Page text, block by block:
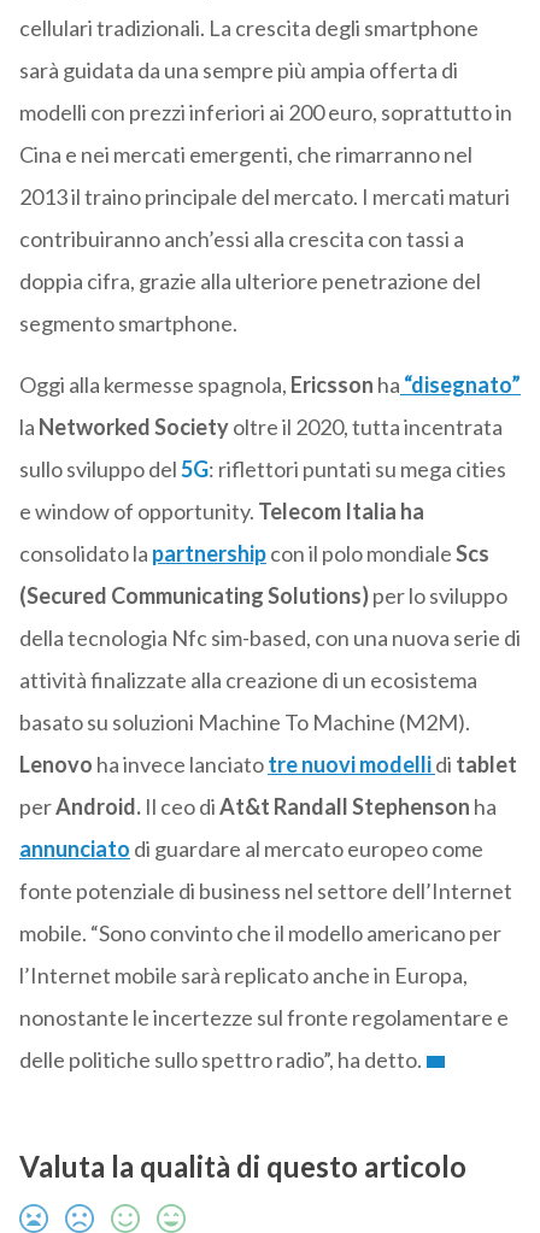
cellulari tradizionali. La crescita degli smartphone
sarà guidata da una sempre più ampia offerta di
modelli con prezzi inferiori ai 200 euro, soprattutto in
Cina e nei mercati emergenti, che rimarranno nel
2013 il traino principale del mercato. I mercati maturi
contribuiranno anch’essi alla crescita con tassi a
doppia cifra, grazie alla ulteriore penetrazione del
segmento smartphone.
Oggi alla kermesse spagnola, Ericsson ha “disegnato”
la Networked Societyoltre il 2020, tutta incentrata
sullo sviluppo del5G: riflettori puntati su mega cities
e window of opportunity. Telecom Italia ha
consolidato la partnershipcon il polo mondialeScs
(Secured Communicating Solutions)per lo sviluppo
della tecnologia Nfc sim-based, con una nuova serie di
attività finalizzate alla creazione di un ecosistema
basato su soluzioni Machine To Machine (M2M).
Lenovo ha invece lanciatotre nuovi modellidi tablet
perAndroid. Il ceodiAt&t Randall Stephenson ha
annunciato di guardare al mercato europeo come
fonte potenziale di business nel settore dell’Internet
mobile. “Sono convinto che il modello americano per
l’Internet mobile sarà replicato anche in Europa,
nonostante le incertezze sul fronte regolamentare e
delle politiche sullo spettro radio”, ha detto.
Valuta la qualità di questo articolo